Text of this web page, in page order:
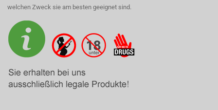
welchen Zweck sie am besten geeignet sind.